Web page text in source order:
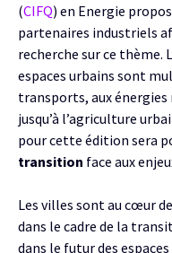
(CIFQ) en Energie
partenaires industriels
recherche sur ce thème.
espaces urbains sont
transports, aux
jusqu’à l’agriculture
pour cette édition sera
transition face aux
Les villes sont au cœur
dans le cadre de la
dans le futur des